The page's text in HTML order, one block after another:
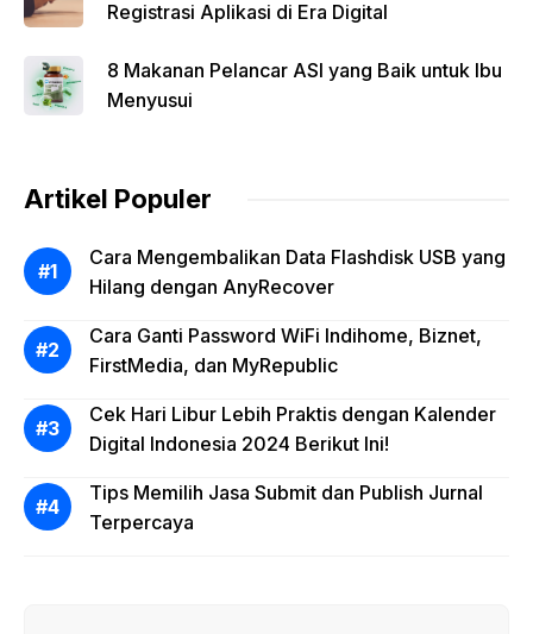
Registrasi Aplikasi di Era Digital
8 Makanan Pelancar ASI yang Baik untuk Ibu
Menyusui
Artikel Populer
Cara Mengembalikan Data Flashdisk USB yang
Hilang dengan AnyRecover
Cara Ganti Password WiFi Indihome, Biznet,
FirstMedia, dan MyRepublic
Cek Hari Libur Lebih Praktis dengan Kalender
Digital Indonesia 2024 Berikut Ini!
Tips Memilih Jasa Submit dan Publish Jurnal
Terpercaya